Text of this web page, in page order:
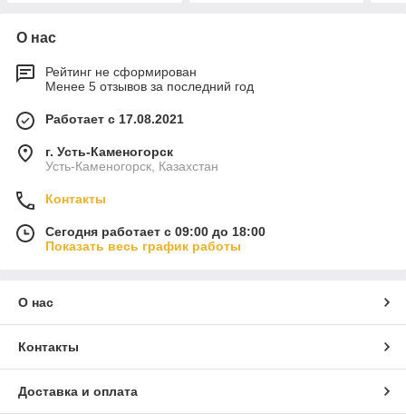
О нас
Рейтинг не сформирован
Менее 5 отзывов за последний год
Работает с 17.08.2021
г. Усть-Каменогорск
Усть-Каменогорск, Казахстан
Контакты
Сегодня работает с 09:00 до 18:00
Показать весь график работы
О нас
Контакты
Доставка и оплата